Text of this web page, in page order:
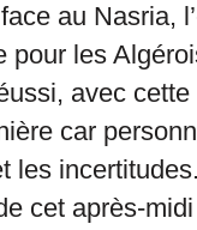
au Nasria,
pour les
avec
car
les
cet après-